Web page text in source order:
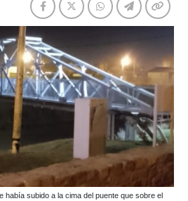
había subido a la cima del puente que sobre el